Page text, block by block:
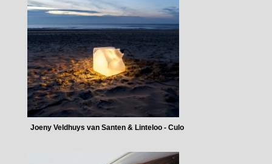
Joeny Veldhuys van Santen & Linteloo - Culo